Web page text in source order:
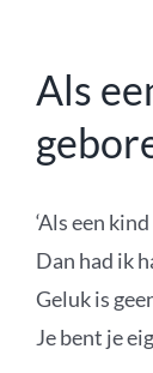
Als
‘Als een
Dan had ik
Geluk is
Je bent je